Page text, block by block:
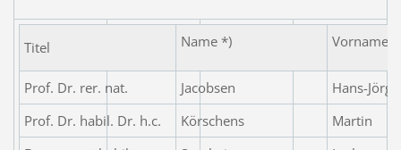
Titel Name *) Vorname
Prof. Dr. rer. nat. Jacobsen
Hans-Jörg
Prof. Dr. habil. Dr. h.c.
Körschens
Martin